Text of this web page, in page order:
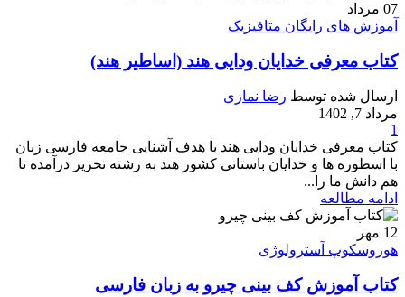
07 مرداد
آموزش های رایگان متافیزیک
کتاب معرفی خدایان ودایی هند (اساطیر هند)
ارسال شده توسط رضا نمازی
مرداد 7, 1402
1
کتاب معرفی خدایان ودایی هند با هدف آشنایی جامعه فارسی زبان
با اسطوره ها و خدایان باستانی کشور هند به رشته تحریر درآمده تا
هم دانش ما را...
ادامه مطالعه
12 مهر
هوروسکوپ آسترولوژی
کتاب آموزش کف بینی چیرو به زبان فارسی